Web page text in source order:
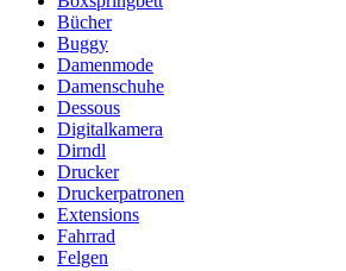
Bücher
Buggy
Damenmode
Damenschuhe
Dessous
Digitalkamera
Dirndl
Drucker
Druckerpatronen
Extensions
Fahrrad
Felgen